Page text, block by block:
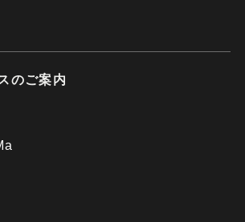
のご案内